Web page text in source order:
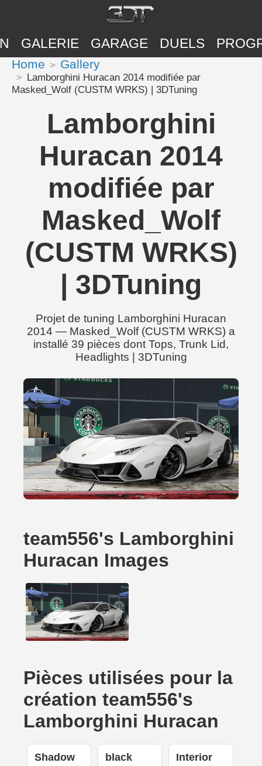
GALERIE GARAGE DUELS
Home Gallery
Lamborghini Huracan 2014 modifiée par
Masked_Wolf (CUSTM WRKS) | 3DTuning
Lamborghini
Huracan 2014
modifiée par
Masked_Wolf
(CUSTM WRKS)
| 3DTuning
Projet de tuning Lamborghini Huracan
2014 — Masked_Wolf (CUSTM WRKS) a
installé 39 pièces dont Tops, Trunk Lid,
Headlights | 3DTuning
team556's Lamborghini
Huracan Images
Pièces utilisées pour la
création team556's
Lamborghini Huracan
Shadow black Interior